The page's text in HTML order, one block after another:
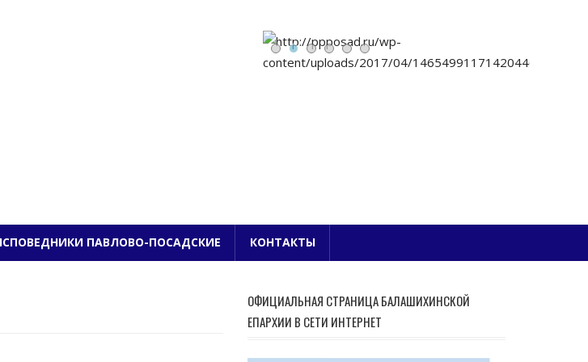
ПАВЛОВО-ПОСАДСКОЕ БЛАГОЧИНИЕ
ПАВЛОВО-ПОСАДСКИЕ КОНТАКТЫ
ОФИЦИАЛЬНАЯ СТРАНИЦА БАЛАШИХИНСКОЙ
ЕПАРХИИ В СЕТИ ИНТЕРНЕТ